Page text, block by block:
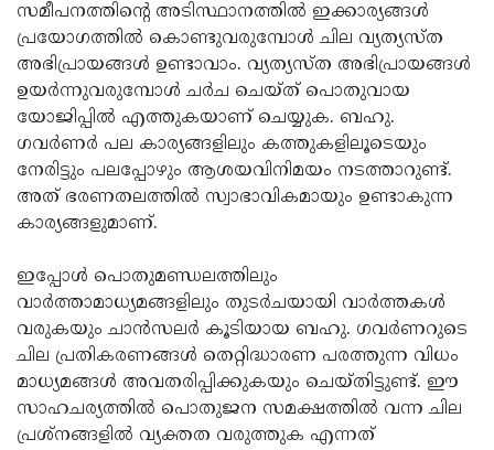
സമീപനത്തിന്റെ അടിസ്ഥാനത്തില്‍ ഇക്കാര്യങ്ങള്‍
പ്രയോഗത്തില്‍ കൊണ്ടുവരുമ്പോള്‍ ചില വ്യത്യസ്ത
അഭിപ്രായങ്ങള്‍ ഉണ്ടാവാം. വ്യത്യസ്ത അഭിപ്രായങ്ങള്‍
ഉയര്‍ന്നുവരുമ്പോള്‍ ചര്‍ച ചെയ്ത് പൊതുവായ
യോജിപ്പില്‍ എത്തുകയാണ് ചെയ്യുക. ബഹു.
ഗവര്‍ണര്‍ പല കാര്യങ്ങളിലും കത്തുകളിലൂടെയും
നേരിട്ടും പലപ്പോഴും ആശയവിനിമയം നടത്താറുണ്ട്.
അത് ഭരണതലത്തില്‍ സ്വാഭാവികമായും ഉണ്ടാകുന്ന
കാര്യങ്ങളുമാണ്.
ഇപ്പോള്‍ പൊതുമണ്ഡലത്തിലും
വാര്‍ത്താമാധ്യമങ്ങളിലും തുടര്‍ചയായി വാര്‍ത്തകള്‍
വരുകയും ചാന്‍സലര്‍ കൂടിയായ ബഹു. ഗവര്‍ണറുടെ
ചില പ്രതികരണങ്ങള്‍ തെറ്റിദ്ധാരണ പരത്തുന്ന വിധം
മാധ്യമങ്ങള്‍ അവതരിപ്പിക്കുകയും ചെയ്തിട്ടുണ്ട്. ഈ
സാഹചര്യത്തില്‍ പൊതുജന സമക്ഷത്തില്‍ വന്ന ചില
പ്രശ്‌നങ്ങളില്‍ വ്യക്തത വരുത്തുക എന്നത്